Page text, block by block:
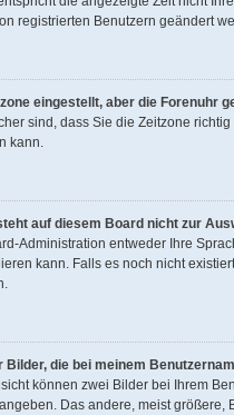
registrierten Benutzern geändert
eingestellt, aber die Forenuhr
sind, dass Sie die Zeitzone
kann.
auf diesem Board nicht zur
Administration entweder Ihre
kann. Falls es noch nicht
Bilder, die bei meinem
können zwei Bilder bei Ihrem
Das andere, meist